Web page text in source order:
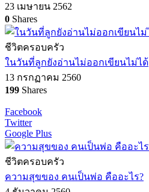
23 เมษายน 2562
0 Shares
ชีวิตครอบครัว
ในวันที่ลูกยังอ่านไม่ออกเขียนไม่ได้
13 กรกฏาคม 2560
199 Shares
Facebook
Twitter
Google Plus
ชีวิตครอบครัว
ความสุขของ คนเป็นพ่อ คืออะไร?